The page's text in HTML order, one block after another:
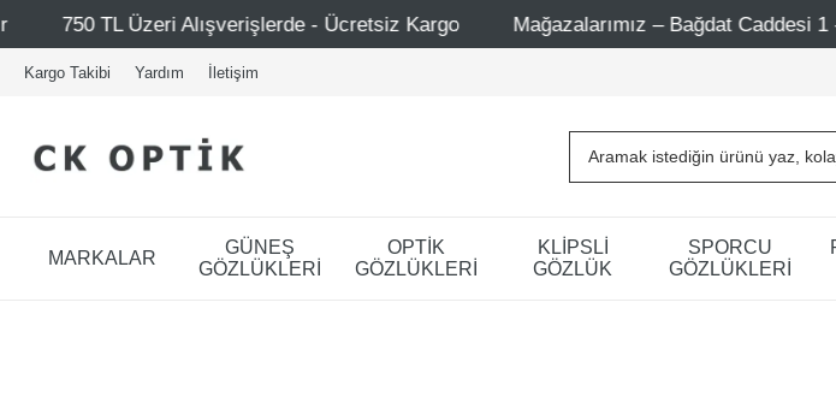
- Ücretsiz Kargo Mağazalarımız – Bağdat Caddesi 1 - Bağdat Caddesi
Kargo Takibi Yardım İletişim
MARKALAR
GÜNEŞ
GÖZLÜKLERİ
OPTİK
GÖZLÜKLERİ
KLİPSLİ
GÖZLÜK
SPORCU
GÖZLÜKLERİ